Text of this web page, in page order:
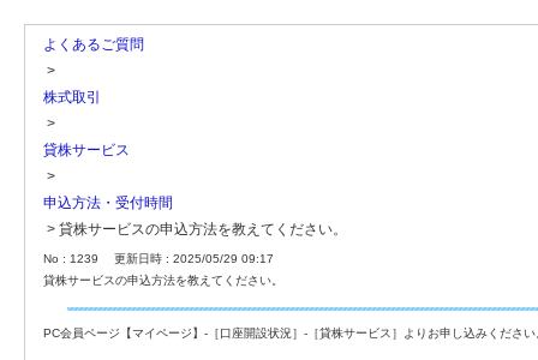
よくあるご質問
>
株式取引
>
貸株サービス
>
申込方法・受付時間
> 貸株サービスの申込方法を教えてください。
No : 1239
更新日時 : 2025/05/29 09:17
貸株サービスの申込方法を教えてください。
PC会員ページ【マイページ】-［口座開設状況］-［貸株サービス］よりお申し込みください